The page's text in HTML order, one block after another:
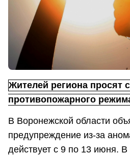
Жителей региона просят
противопожарного
В Воронежской области
предупреждение из-за
действует с 9 по 13 июня. В